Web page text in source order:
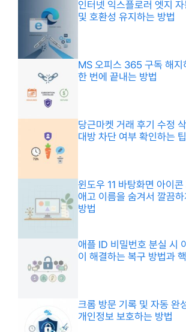
인터넷 익스플로러 엣지
및 호환성 유지하는 방법
MS 오피스 365 구독 해지
한 번에 끝내는 방법
당근마켓 거래 후기 수정
대방 차단 여부 확인하는 팁
윈도우 11 바탕화면 아이
애고 이름을 숨겨서 깔끔
방법
애플 ID 비밀번호 분실 시
이 해결하는 복구 방법과
크롬 방문 기록 및 자동 완
개인정보 보호하는 방법